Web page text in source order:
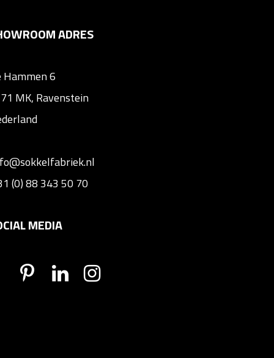
ADRES
Hammen 6
MK, Ravenstein
(0) 88 343 50 70
MEDIA